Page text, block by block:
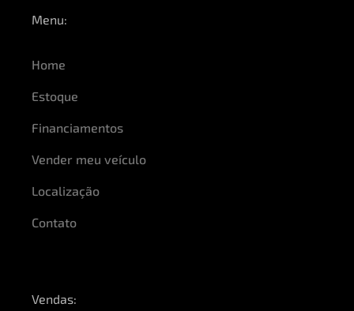
Menu:
Home
Estoque
Financiamentos
Vender meu veículo
Localização
Contato
Vendas: